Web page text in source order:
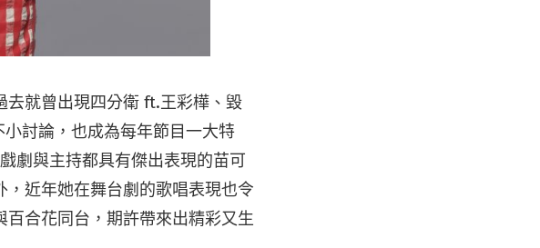
去就曾出現四分衛 ft.王彩樺、毀
討論，也成為每年節目一大特
劇與主持都具有傑出表現的苗可
近年她在舞台劇的歌唱表現也令
合花同台，期許帶來出精彩又生